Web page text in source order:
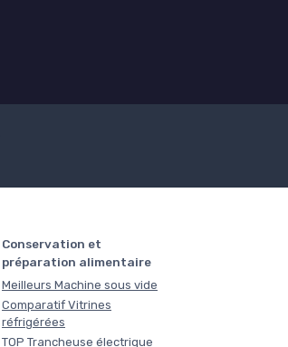
Conservation et
préparation alimentaire
Meilleurs Machine sous vide
Comparatif Vitrines
réfrigérées
TOP Trancheuse électrique